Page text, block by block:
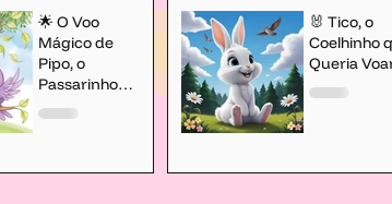
🌟 O Voo
Mágico de
Pipo, o
Passarinho
Lilás
🐰 Tico, o
Coelhinho
Queria